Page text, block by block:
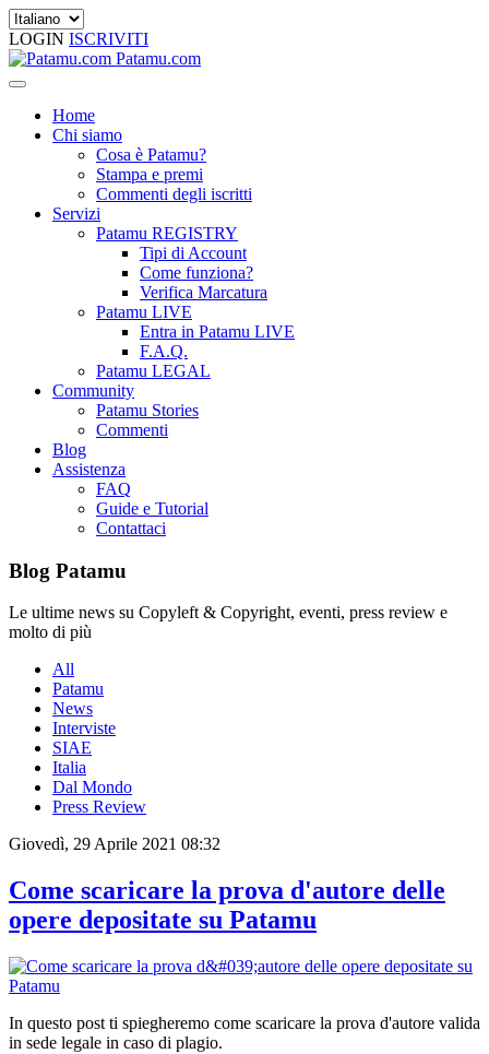
LOGIN ISCRIVITI
Patamu.com
Home
Chi siamo
Cosa è Patamu?
Stampa e premi
Commenti degli iscritti
Servizi
Patamu REGISTRY
Tipi di Account
Come funziona?
Verifica Marcatura
Patamu LIVE
Entra in Patamu LIVE
F.A.Q.
Patamu LEGAL
Community
Patamu Stories
Commenti
Blog
Assistenza
FAQ
Guide e Tutorial
Contattaci
Blog Patamu
Le ultime news su Copyleft & Copyright, eventi, press review e
molto di più
All
Patamu
News
Interviste
SIAE
Italia
Dal Mondo
Press Review
Giovedì, 29 Aprile 2021 08:32
Come scaricare la prova d'autore delle
opere depositate su Patamu
In questo post ti spiegheremo come scaricare la prova d'autore valida
in sede legale in caso di plagio.